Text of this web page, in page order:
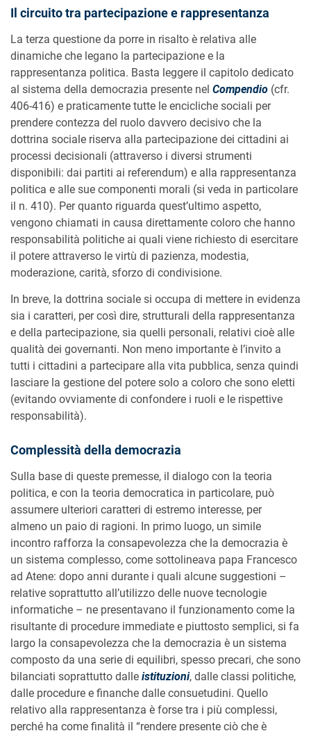
Il circuito tra partecipazione e rappresentanza
La terza questione da porre in risalto è relativa alle
dinamiche che legano la partecipazione e la
rappresentanza politica. Basta leggere il capitolo dedicato
al sistema della democrazia presente nel Compendio (cfr.
406-416) e praticamente tutte le encicliche sociali per
prendere contezza del ruolo davvero decisivo che la
dottrina sociale riserva alla partecipazione dei cittadini ai
processi decisionali (attraverso i diversi strumenti
disponibili: dai partiti ai referendum) e alla rappresentanza
politica e alle sue componenti morali (si veda in particolare
il n. 410). Per quanto riguarda quest’ultimo aspetto,
vengono chiamati in causa direttamente coloro che hanno
responsabilità politiche ai quali viene richiesto di esercitare
il potere attraverso le virtù di pazienza, modestia,
moderazione, carità, sforzo di condivisione.
In breve, la dottrina sociale si occupa di mettere in evidenza
sia i caratteri, per così dire, strutturali della rappresentanza
e della partecipazione, sia quelli personali, relativi cioè alle
qualità dei governanti. Non meno importante è l’invito a
tutti i cittadini a partecipare alla vita pubblica, senza quindi
lasciare la gestione del potere solo a coloro che sono eletti
(evitando ovviamente di confondere i ruoli e le rispettive
responsabilità).
Complessità della democrazia
Sulla base di queste premesse, il dialogo con la teoria
politica, e con la teoria democratica in particolare, può
assumere ulteriori caratteri di estremo interesse, per
almeno un paio di ragioni. In primo luogo, un simile
incontro rafforza la consapevolezza che la democrazia è
un sistema complesso, come sottolineava papa Francesco
ad Atene: dopo anni durante i quali alcune suggestioni –
relative soprattutto all’utilizzo delle nuove tecnologie
informatiche – ne presentavano il funzionamento come la
risultante di procedure immediate e piuttosto semplici, si fa
largo la consapevolezza che la democrazia è un sistema
composto da una serie di equilibri, spesso precari, che sono
bilanciati soprattutto dalle istituzioni, dalle classi politiche,
dalle procedure e finanche dalle consuetudini. Quello
relativo alla rappresentanza è forse tra i più complessi,
perché ha come finalità il “rendere presente ciò che è